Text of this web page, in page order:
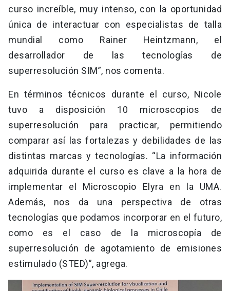
curso increíble, muy intenso, con la oportunidad
única de interactuar con especialistas de talla
mundial como Rainer Heintzmann, el
desarrollador de las tecnologías de
superresolución SIM”, nos comenta.
En términos técnicos durante el curso, Nicole
tuvo a disposición 10 microscopios de
superresolución para practicar, permitiendo
comparar así las fortalezas y debilidades de las
distintas marcas y tecnologías. “La información
adquirida durante el curso es clave a la hora de
implementar el Microscopio Elyra en la UMA.
Además, nos da una perspectiva de otras
tecnologías que podamos incorporar en el futuro,
como es el caso de la microscopía de
superresolución de agotamiento de emisiones
estimulado (STED)”, agrega.